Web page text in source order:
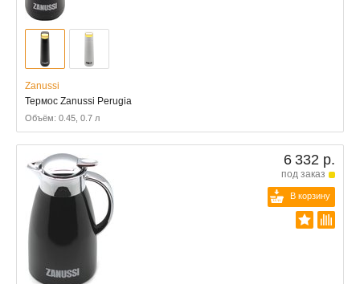
Zanussi
Термос Zanussi Perugia
Объём: 0.45, 0.7 л
6 332 р.
под заказ
В корзину